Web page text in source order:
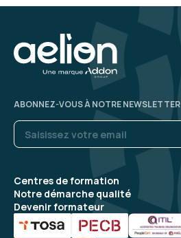
Centres de formation
Notre démarche qualité
Devenir formateur
ABONNEZ-VOUS À NOTRE NEWSLETTER